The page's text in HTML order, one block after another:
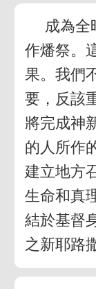
成為全
作燔祭。
果。我們
要，反該
將完成神
的人所作
建立地方
生命和真
結於基督
之新耶路